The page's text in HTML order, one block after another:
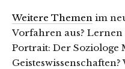
Weitere Themen im
Vorfahren aus? Lernen
Portrait: Der Soziologe
Geisteswissenschaften?